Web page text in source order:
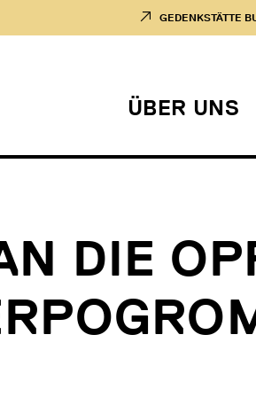
GEDENKSTÄTTE
ÜBER UNS
DIE